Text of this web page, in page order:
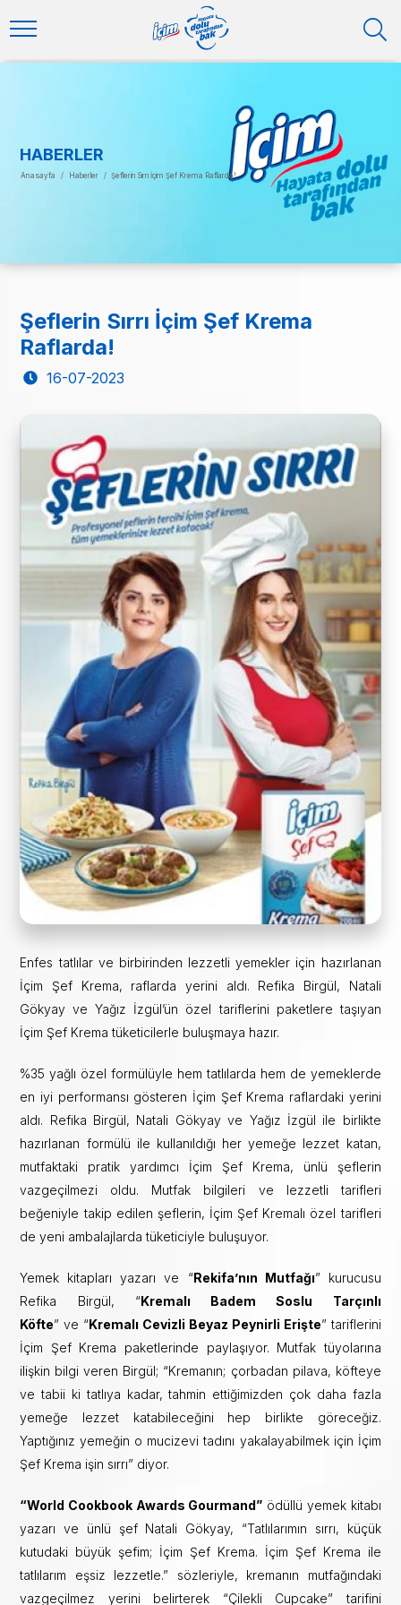
HABERLER
Anasayfa / Haberler / Şeflerin Sırrı İçim Şef Krema Raflarda!
Şeflerin Sırrı İçim Şef Krema
Raflarda!
16-07-2023
Enfes tatlılar ve birbirinden lezzetli yemekler için hazırlanan
İçim Şef Krema, raflarda yerini aldı. Refika Birgül, Natali
Gökyay ve Yağız İzgül’ün özel tariflerini paketlere taşıyan
İçim Şef Krema tüketicilerle buluşmaya hazır.
%35 yağlı özel formülüyle hem tatlılarda hem de yemeklerde
en iyi performansı gösteren İçim Şef Krema raflardaki yerini
aldı. Refika Birgül, Natali Gökyay ve Yağız İzgül ile birlikte
hazırlanan formülü ile kullanıldığı her yemeğe lezzet katan,
mutfaktaki pratik yardımcı İçim Şef Krema, ünlü şeflerin
vazgeçilmezi oldu. Mutfak bilgileri ve lezzetli tarifleri
beğeniyle takip edilen şeflerin, İçim Şef Kremalı özel tarifleri
de yeni ambalajlarda tüketiciyle buluşuyor.
Yemek kitapları yazarı ve “Rekifa’nın Mutfağı” kurucusu
Refika Birgül, “Kremalı Badem Soslu Tarçınlı
Köfte” ve “Kremalı Cevizli Beyaz Peynirli Erişte” tariflerini
İçim Şef Krema paketlerinde paylaşıyor. Mutfak tüyolarına
ilişkin bilgi veren Birgül; “Kremanın; çorbadan pilava, köfteye
ve tabii ki tatlıya kadar, tahmin ettiğimizden çok daha fazla
yemeğe lezzet katabileceğini hep birlikte göreceğiz.
Yaptığınız yemeğin o mucizevi tadını yakalayabilmek için İçim
Şef Krema işin sırrı” diyor.
“World Cookbook Awards Gourmand” ödüllü yemek kitabı
yazarı ve ünlü şef Natali Gökyay, “Tatlılarımın sırrı, küçük
kutudaki büyük şefim; İçim Şef Krema. İçim Şef Krema ile
tatlılarım eşsiz lezzetle.” sözleriyle, kremanın mutfağındaki
vazgeçilmez yerini belirterek “Çilekli Cupcake” tarifini